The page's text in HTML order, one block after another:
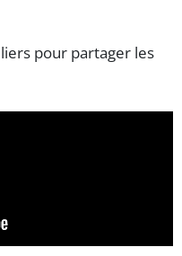
pour partager les